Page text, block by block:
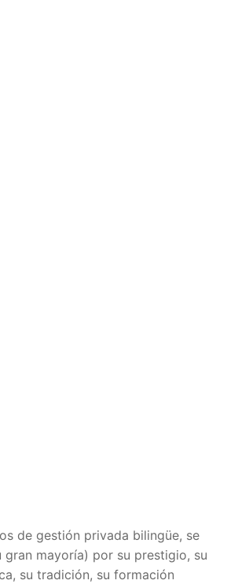
de gestión privada bilingüe, se
gran mayoría) por su prestigio, su
su tradición, su formación